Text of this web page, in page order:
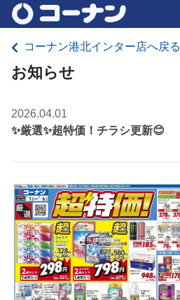
コーナン港北インター店へ戻る
お知らせ
2026.04.01
✨厳選✨超特価！チラシ更新😊